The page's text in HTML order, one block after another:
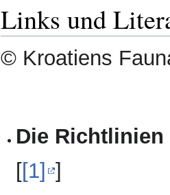
Links und
© Kroatiens
Die
[[1] ]